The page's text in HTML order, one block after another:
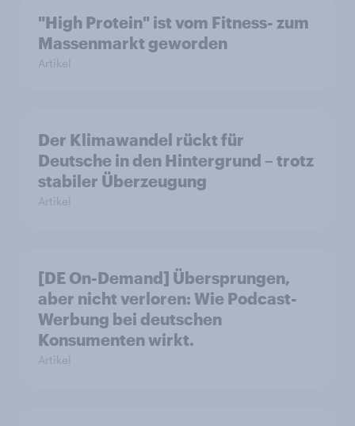
"High Protein" ist vom Fitness- zum
Massenmarkt geworden
Artikel
Der Klimawandel rückt für
Deutsche in den Hintergrund – trotz
stabiler Überzeugung
Artikel
[DE On-Demand] Übersprungen,
aber nicht verloren: Wie Podcast-
Werbung bei deutschen
Konsumenten wirkt.
Artikel